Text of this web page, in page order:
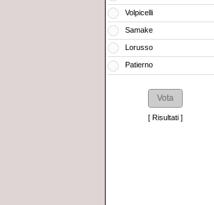
Volpicelli
Samake
Lorusso
Patierno
[ Risultati ]